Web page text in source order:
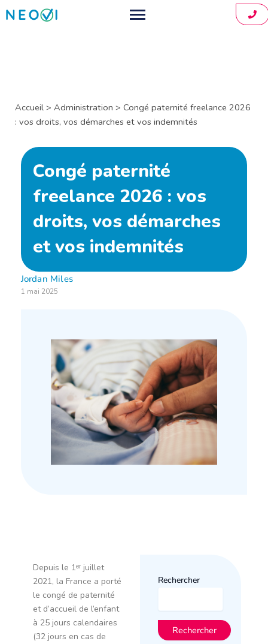
Graphistes et designers
Architectes indépendants
Coachs indépendants
Application
Tarifs
À propos
Contact
Espace client
Accueil> Administration > Congé paternité freelance 2026
: vos droits, vos démarches et vos indemnités
Congé paternité
freelance 2026 : vos
droits, vos démarches
et vos indemnités
Jordan Miles
1 mai 2025
Depuis le 1ᵉʳ juillet
2021, la France a porté
le congé de paternité
et d’accueil de l’enfant
à 25 jours calendaires
(32 jours en cas de
Rechercher
Rechercher